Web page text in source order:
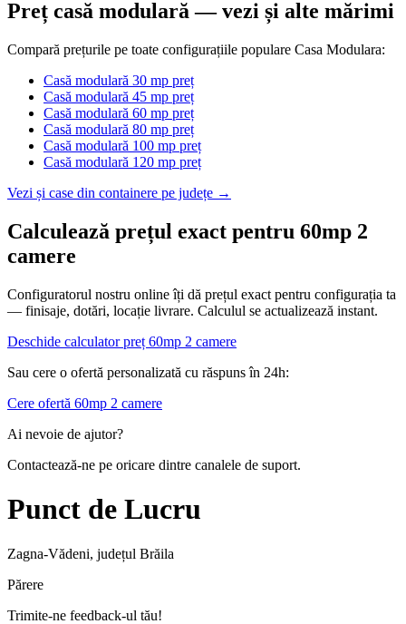
Preț casă modulară — vezi și alte mărimi
Compară prețurile pe toate configurațiile populare Casa Modulara:
Casă modulară 30 mp preț
Casă modulară 45 mp preț
Casă modulară 60 mp preț
Casă modulară 80 mp preț
Casă modulară 100 mp preț
Casă modulară 120 mp preț
Vezi și case din containere pe județe →
Calculează prețul exact pentru 60mp 2
camere
Configuratorul nostru online îți dă prețul exact pentru configurația ta
— finisaje, dotări, locație livrare. Calculul se actualizează instant.
Deschide calculator preț 60mp 2 camere
Sau cere o ofertă personalizată cu răspuns în 24h:
Cere ofertă 60mp 2 camere
Ai nevoie de ajutor?
Contactează-ne pe oricare dintre canalele de suport.
Punct de Lucru
Zagna-Vădeni, județul Brăila
Părere
Trimite-ne feedback-ul tău!